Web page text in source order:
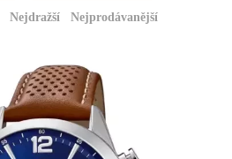
Nejdražší Nejprodávanější